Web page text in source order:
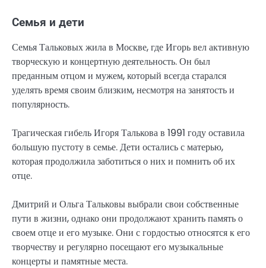
Семья и дети
Семья Тальковых жила в Москве, где Игорь вел активную
творческую и концертную деятельность. Он был
преданным отцом и мужем, который всегда старался
уделять время своим близким, несмотря на занятость и
популярность.
Трагическая гибель Игоря Талькова в 1991 году оставила
большую пустоту в семье. Дети остались с матерью,
которая продолжила заботиться о них и помнить об их
отце.
Дмитрий и Ольга Тальковы выбрали свои собственные
пути в жизни, однако они продолжают хранить память о
своем отце и его музыке. Они с гордостью относятся к его
творчеству и регулярно посещают его музыкальные
концерты и памятные места.